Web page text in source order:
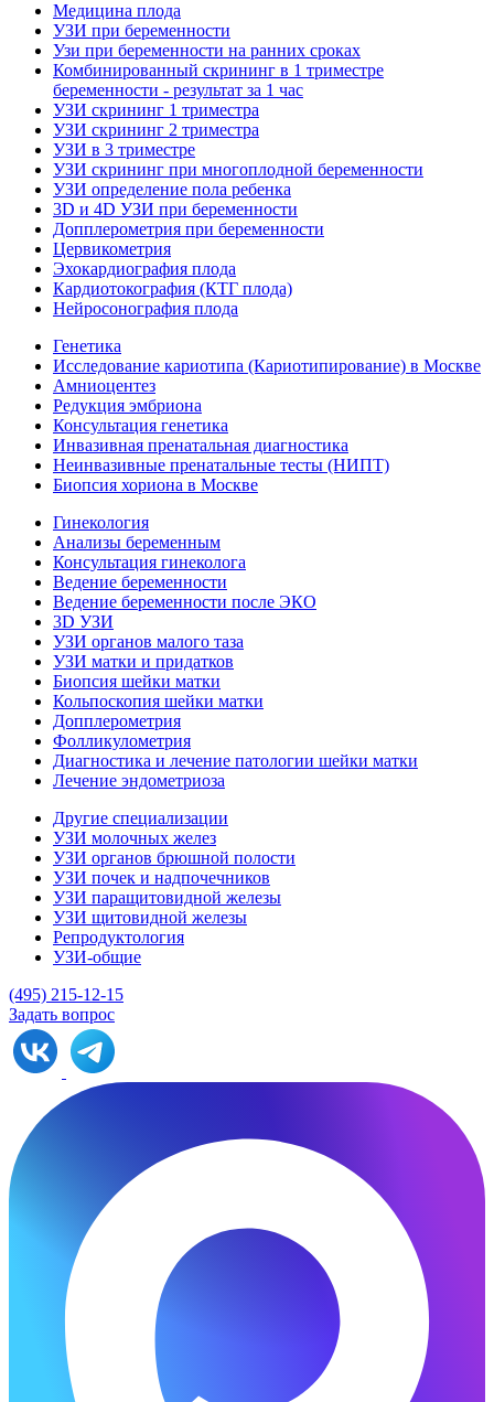
Медицина плода
УЗИ при беременности
Узи при беременности на ранних сроках
Комбинированный скрининг в 1 триместре
беременности - результат за 1 час
УЗИ скрининг 1 триместра
УЗИ скрининг 2 триместра
УЗИ в 3 триместре
УЗИ скрининг при многоплодной беременности
УЗИ определение пола ребенка
3D и 4D УЗИ при беременности
Допплерометрия при беременности
Цервикометрия
Эхокардиография плода
Кардиотокография (КТГ плода)
Нейросонография плода
Генетика
Исследование кариотипа (Кариотипирование) в Москве
Амниоцентез
Редукция эмбриона
Консультация генетика
Инвазивная пренатальная диагностика
Неинвазивные пренатальные тесты (НИПТ)
Биопсия хориона в Москве
Гинекология
Анализы беременным
Консультация гинеколога
Ведение беременности
Ведение беременности после ЭКО
3D УЗИ
УЗИ органов малого таза
УЗИ матки и придатков
Биопсия шейки матки
Кольпоскопия шейки матки
Допплерометрия
Фолликулометрия
Диагностика и лечение патологии шейки матки
Лечение эндометриоза
Другие специализации
УЗИ молочных желез
УЗИ органов брюшной полости
УЗИ почек и надпочечников
УЗИ паращитовидной железы
УЗИ щитовидной железы
Репродуктология
УЗИ-общие
(495) 215-12-15
Задать вопрос